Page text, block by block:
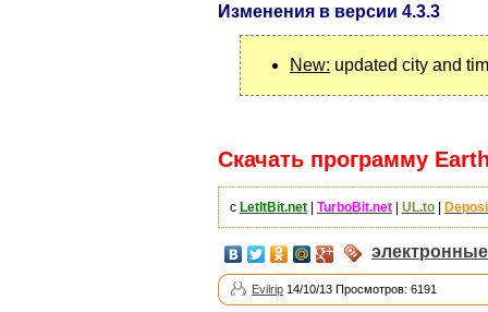
Изменения в версии 4.3.3
New: updated city and
Скачать программу
с LetItBit.net TurboBit.net UL.to
Evilrip 14/10/13 Просмотров: 6191